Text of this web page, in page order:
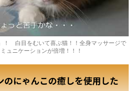
！ 白目をむいて喜ぶ猫！！全身マッサージで
ュニケーションが倍増！！！
のにゃんこの癒しを使用した